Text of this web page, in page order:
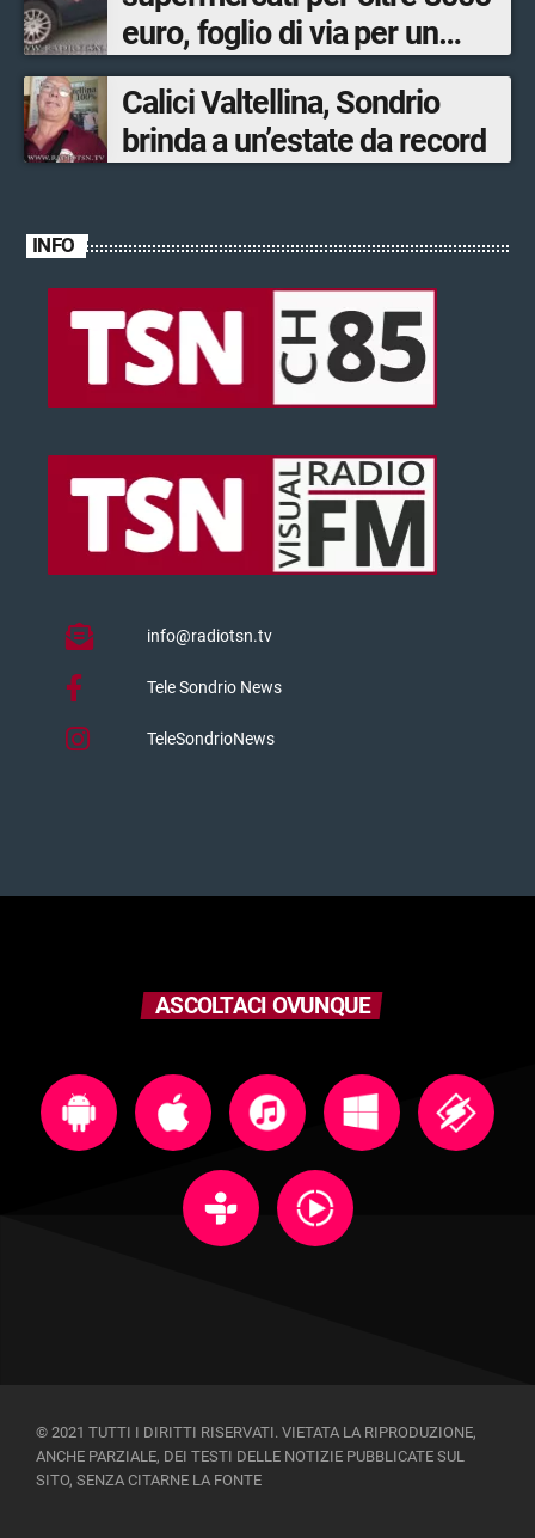
euro, foglio di via per un
ventinovenne
Calici Valtellina, Sondrio
brinda a un’estate da record
INFO
info@radiotsn.tv
Tele Sondrio News
TeleSondrioNews
ASCOLTACI OVUNQUE
© 2021 TUTTI I DIRITTI RISERVATI. VIETATA LA RIPRODUZIONE,
ANCHE PARZIALE, DEI TESTI DELLE NOTIZIE PUBBLICATE SUL
SITO, SENZA CITARNE LA FONTE